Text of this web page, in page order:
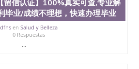
学中的地理位置。 圣何塞州立大
Valley), 于附近的旧金山-圣何塞
科技中心。约有学生三万人，超过
个硕士学科，并有来自世界60余
。其有名的科系如计算机科学，电
留信认证】100%真实可查,专业解
毕业/成绩不理想，快速办理毕业
dfnsen Salud y Belleza
0 Respuestas
...